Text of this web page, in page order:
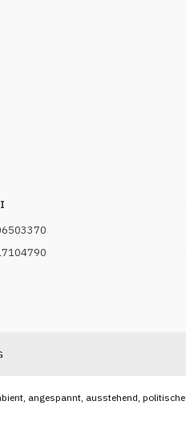
angespannt, ausstehend, politische